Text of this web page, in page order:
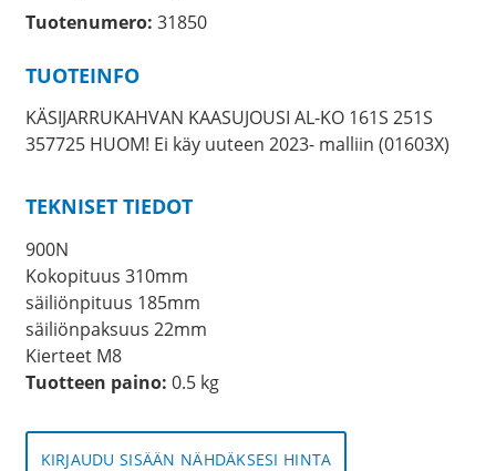
Tuotenumero: 31850
TUOTEINFO
KÄSIJARRUKAHVAN KAASUJOUSI AL-KO 161S 251S
357725 HUOM! Ei käy uuteen 2023- malliin (01603X)
TEKNISET TIEDOT
900N
Kokopituus 310mm
säiliönpituus 185mm
säiliönpaksuus 22mm
Kierteet M8
Tuotteen paino: 0.5 kg
KIRJAUDU SISÄÄN NÄHDÄKSESI HINTA